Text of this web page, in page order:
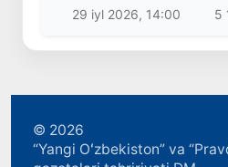
29 iyl 2026, 14:00
5
© 2026
“Yangi Oʻzbekiston” va